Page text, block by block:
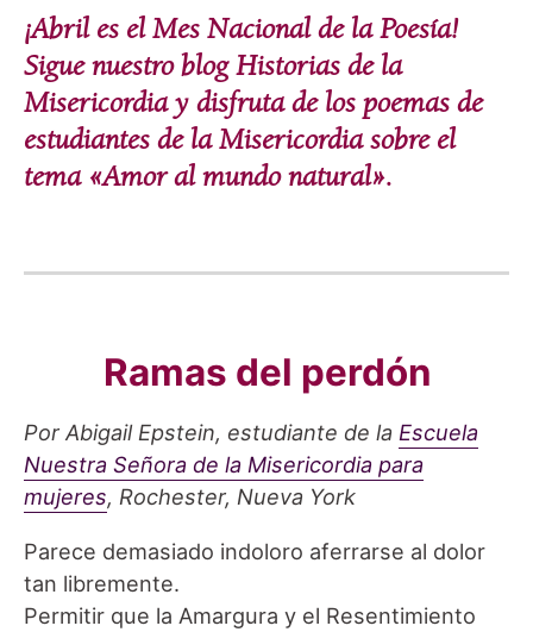
¡Abril es el Mes Nacional de la Poesía!
Sigue nuestro blog Historias de la
Misericordia y disfruta de los poemas de
estudiantes de la Misericordia sobre el
tema «Amor al mundo natural».
Ramas del perdón
Por Abigail Epstein, estudiante de la Escuela
Nuestra Señora de la Misericordia para
mujeres, Rochester, Nueva York
Parece demasiado indoloro aferrarse al dolor
tan libremente.
Permitir que la Amargura y el Resentimiento